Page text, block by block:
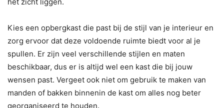
Kies een opbergkast die past bij de stijl van je interieur en
zorg ervoor dat deze voldoende ruimte biedt voor al je
spullen. Er zijn veel verschillende stijlen en maten
beschikbaar, dus er is altijd wel een kast die bij jouw
wensen past. Vergeet ook niet om gebruik te maken van
manden of bakken binnenin de kast om alles nog beter
georganiseerd te houden.